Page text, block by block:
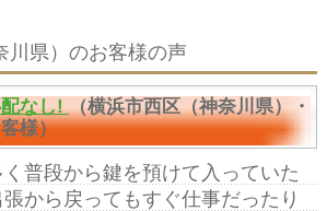
川県）のお客様の声
なし!
（横浜市西区（神奈川県）・
様）
普段から鍵を預けて入っていた
から戻ってもすぐ仕事だったり